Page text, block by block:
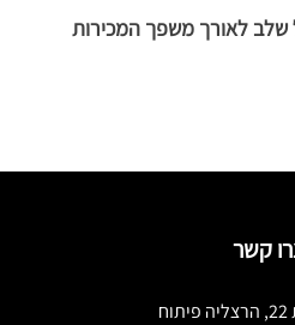
לאורך משפך המכירות
קשר